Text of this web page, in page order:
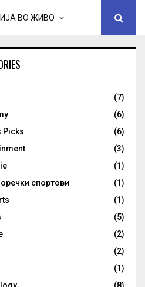
ВО ЖИВО
(7)
(6)
Picks
(6)
(3)
(1)
спортови
(1)
(1)
(5)
(2)
(2)
(1)